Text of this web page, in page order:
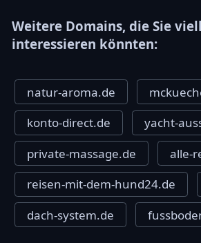
Weitere Domains, die Sie
interessieren könnten:
natur-aroma.de
konto-direct.de
yacht-
private-massage.de
alle-
reisen-mit-dem-hund24.de
dach-system.de